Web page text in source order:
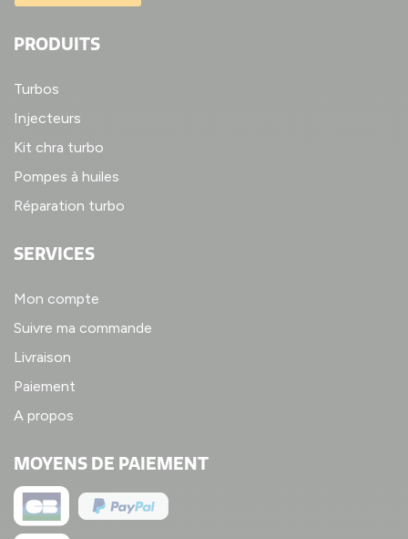
PRODUITS
Turbos
Injecteurs
Kit chra turbo
Pompes à huiles
Réparation turbo
SERVICES
Mon compte
Suivre ma commande
Livraison
Paiement
A propos
MOYENS DE PAIEMENT